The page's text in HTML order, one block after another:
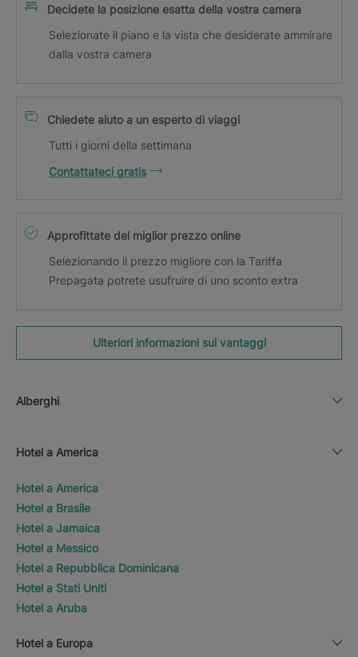
Decidete la posizione esatta della vostra camera
Selezionate il piano e la vista che desiderate ammirare
dalla vostra camera
Chiedete aiuto a un esperto di viaggi
Tutti i giorni della settimana
Contattateci gratis
Approfittate del miglior prezzo online
Selezionando il prezzo migliore con la Tariffa
Prepagata potrete usufruire di uno sconto extra
Ulteriori informazioni sui vantaggi
Alberghi
Hotel a America
Hotel a America
Hotel a Brasile
Hotel a Jamaica
Hotel a Messico
Hotel a Repubblica Dominicana
Hotel a Stati Uniti
Hotel a Aruba
Hotel a Europa